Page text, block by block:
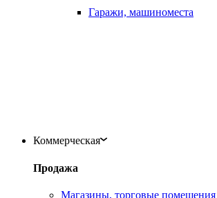
Гаражи, машиноместа
Коммерческая
Продажа
Магазины, торговые помещения